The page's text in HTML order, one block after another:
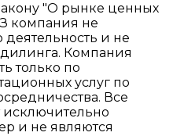
"О рынке ценных
компания не
и не
Компания
только по
услуг по
Все
исключительно
и не являются